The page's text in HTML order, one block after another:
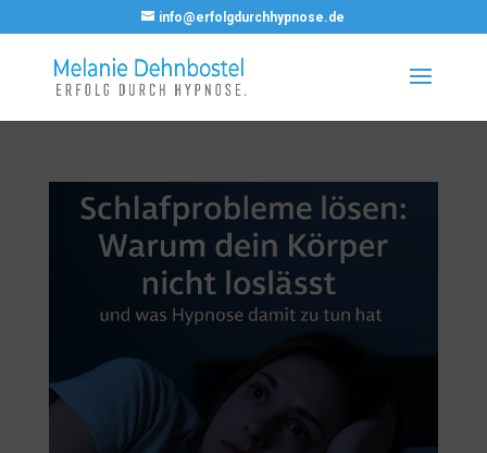
info@erfolgdurchhypnose.de